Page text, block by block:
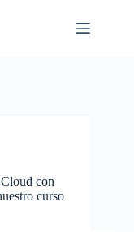
con
curso